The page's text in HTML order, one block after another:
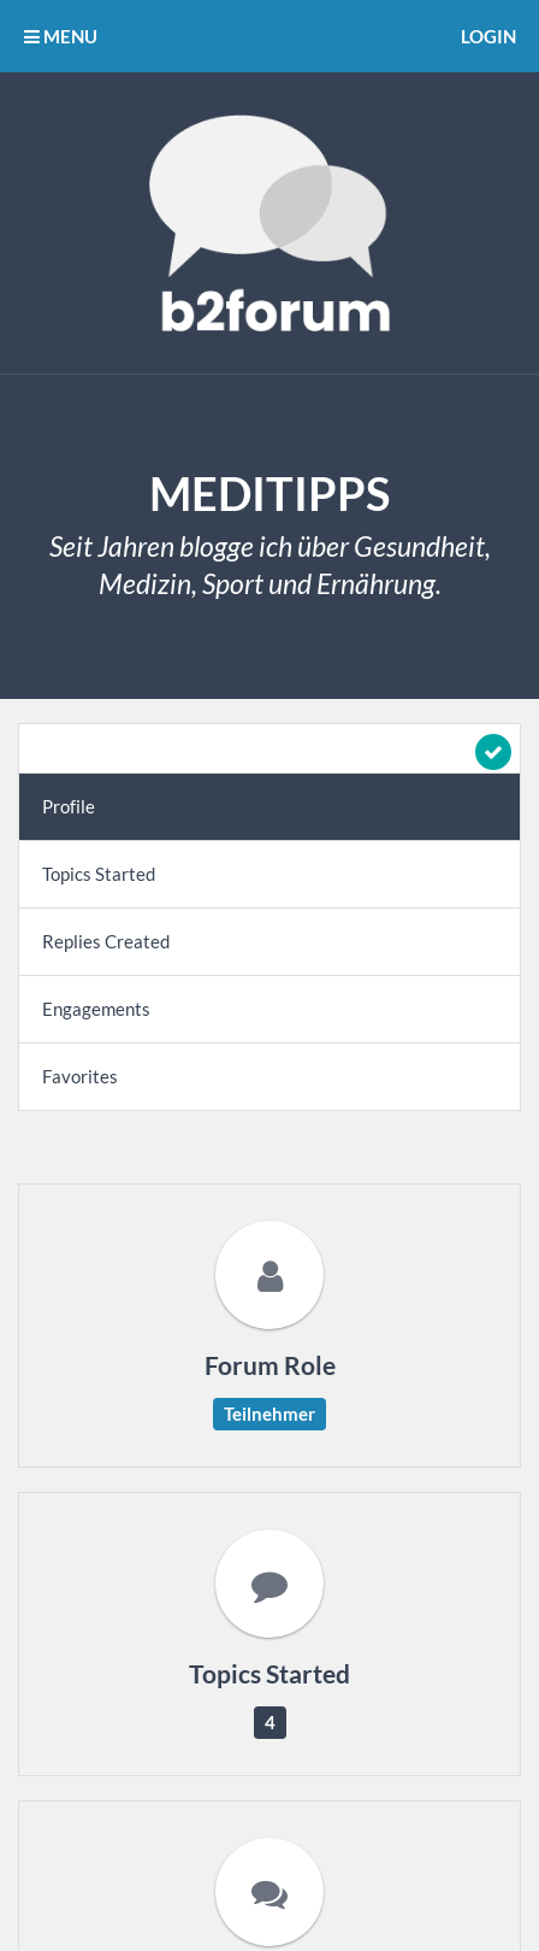
MENU LOGIN
MEDITIPPS
Seit Jahren blogge ich über Gesundheit,
Medizin, Sport und Ernährung.
Profile
Topics Started
Replies Created
Engagements
Favorites
Forum Role
Teilnehmer
Topics Started
4